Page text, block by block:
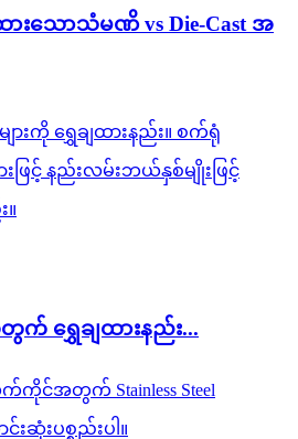
သောသံမဏိ vs Die-Cast အ
ရွှေချထားနည်း...